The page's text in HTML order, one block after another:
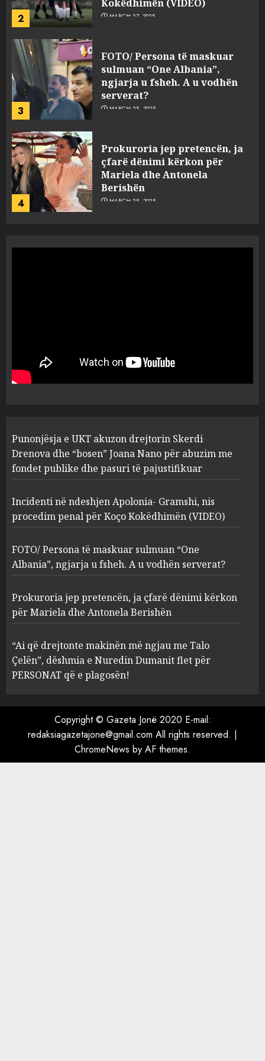
2
Kokëdhimën (VIDEO)
MARCH 27, 2025
3
FOTO/ Persona të maskuar
sulmuan “One Albania”,
ngjarja u fsheh. A u vodhën
serverat?
MARCH 25, 2025
4
Prokuroria jep pretencën, ja
çfarë dënimi kërkon për
Mariela dhe Antonela
Berishën
MARCH 25, 2025
1
“bosen” Joana Nano për
abuzim me fondet publike dhe
pasuri të pajustifikuar
2
Apolonia- Gramshi, nis
procedim penal për Koço
Kokëdhimën (VIDEO)
MARCH 27, 2025
3
FOTO/ Persona të maskuar
sulmuan “One Albania”,
ngjarja u fsheh. A u vodhën
serverat?
MARCH 25, 2025
4
Prokuroria jep pretencën, ja
çfarë dënimi kërkon për
Berishën
MARCH 25, 2025
ngjau me Talo Çelën”,
dëshmia e Nuredin Dumanit
flet për PERSONAT që e
plagosën!
Punonjësja e UKT akuzon drejtorin Skerdi
Drenova dhe “bosen” Joana Nano për abuzim me
fondet publike dhe pasuri të pajustifikuar
Incidenti në ndeshjen Apolonia- Gramshi, nis
procedim penal për Koço Kokëdhimën (VIDEO)
FOTO/ Persona të maskuar sulmuan “One
Albania”, ngjarja u fsheh. A u vodhën serverat?
Prokuroria jep pretencën, ja çfarë dënimi kërkon
për Mariela dhe Antonela Berishën
“Ai që drejtonte makinën më ngjau me Talo
Çelën”, dëshmia e Nuredin Dumanit flet për
PERSONAT që e plagosën!
Copyright © Gazeta Jonë 2020 E-mail:
redaksiagazetajone@gmail.com All rights reserved. |
ChromeNews by AF themes.